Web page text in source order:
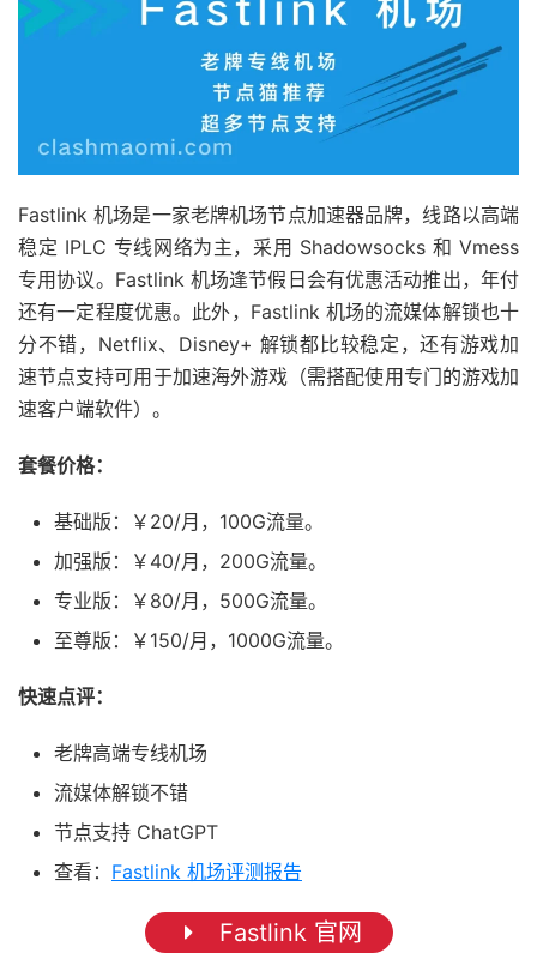
Fastlink 机场是一家老牌机场节点加速器品牌，线路以高端
稳定 IPLC 专线网络为主，采用 Shadowsocks 和 Vmess
专用协议。Fastlink 机场逢节假日会有优惠活动推出，年付
还有一定程度优惠。此外，Fastlink 机场的流媒体解锁也十
分不错，Netflix、Disney+ 解锁都比较稳定，还有游戏加
速节点支持可用于加速海外游戏（需搭配使用专门的游戏加
速客户端软件）。
套餐价格：
基础版：￥20/月，100G流量。
加强版：￥40/月，200G流量。
专业版：￥80/月，500G流量。
至尊版：￥150/月，1000G流量。
快速点评：
老牌高端专线机场
流媒体解锁不错
节点支持 ChatGPT
查看： Fastlink 机场评测报告
Fastlink 官网